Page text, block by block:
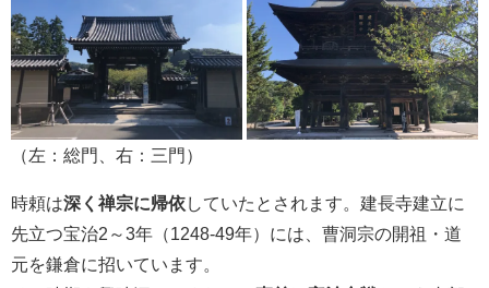
（左：総門、右：三門）
時頼は深く禅宗に帰依していたとされます。建長寺建立に
先立つ宝治2～3年（1248-49年）には、曹洞宗の開祖・道
元を鎌倉に招いています。